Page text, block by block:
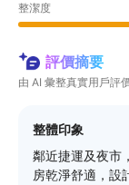
整潔度
評價摘要
由 AI 彙整真實用戶評
整體印象
鄰近捷運及夜市
房乾淨舒適，設